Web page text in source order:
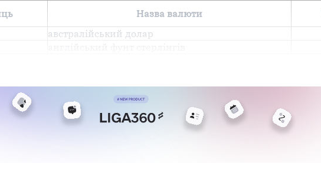
Назва валюти
австралійський долар